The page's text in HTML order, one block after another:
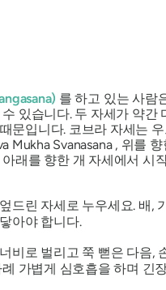
를 하고 있는 사람
있습니다. 두 자세가 약간
문입니다. 코브라 자세는
Mukha Svanasana , 위를
래를 향한 개 자세에서 시
드린 자세로 누우세요. 배,
아야 합니다.
비로 벌리고 쭉 뻗은 다음,
가볍게 심호흡을 하며 긴